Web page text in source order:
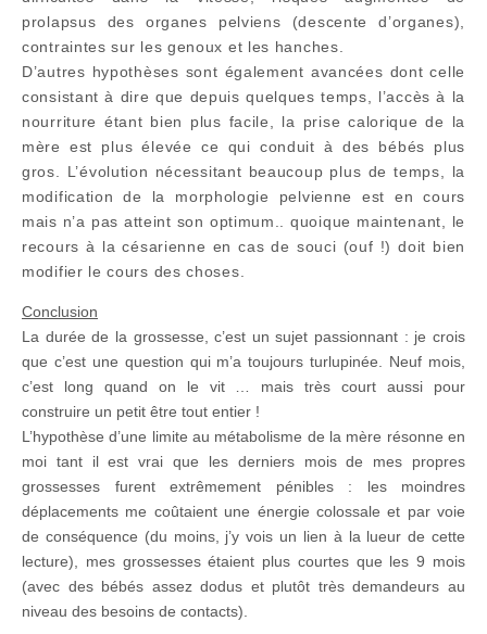
prolapsus des organes pelviens (descente d’organes),
contraintes sur les genoux et les hanches.
D’autres hypothèses sont également avancées dont celle
consistant à dire que depuis quelques temps, l’accès à la
nourriture étant bien plus facile, la prise calorique de la
mère est plus élevée ce qui conduit à des bébés plus
gros. L’évolution nécessitant beaucoup plus de temps, la
modification de la morphologie pelvienne est en cours
mais n’a pas atteint son optimum.. quoique maintenant, le
recours à la césarienne en cas de souci (ouf !) doit bien
modifier le cours des choses.
Conclusion
La durée de la grossesse, c’est un sujet passionnant : je crois
que c’est une question qui m’a toujours turlupinée. Neuf mois,
c’est long quand on le vit … mais très court aussi pour
construire un petit être tout entier !
L’hypothèse d’une limite au métabolisme de la mère résonne en
moi tant il est vrai que les derniers mois de mes propres
grossesses furent extrêmement pénibles : les moindres
déplacements me coûtaient une énergie colossale et par voie
de conséquence (du moins, j’y vois un lien à la lueur de cette
lecture), mes grossesses étaient plus courtes que les 9 mois
(avec des bébés assez dodus et plutôt très demandeurs au
niveau des besoins de contacts).